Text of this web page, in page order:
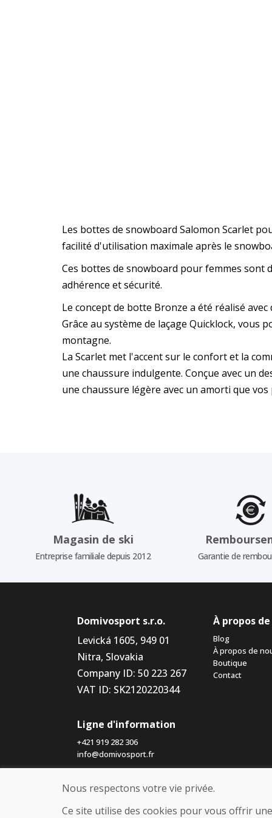
Les bottes de snowboard Salomon Scarlet
facilité d'utilisation maximale après le
Ces bottes de snowboard pour femmes sont
adhérence et sécurité.
Le concept de botte Bronze a été réalisé
Grâce au système de laçage Quicklock,
montagne.
La Scarlet met l'accent sur le confort et la
une chaussure indulgente. Conçue avec un
une chaussure légère avec un amorti que
Magasin de ski
Entreprise familiale depuis 2012 Garantie de
Domivosport s.r.o.
Levická 1605, 949 01
Nitra, Slovakia
Company ID: 50 223 267
VAT ID: SK2120220344
Ligne d'information
+421 919 282 306
info@domivosport.fr
À propos
Blog
À propos de
Boutique
Contact
Nous respectons votre vie privée.
Ce site utilise des cookies pour vous offrir